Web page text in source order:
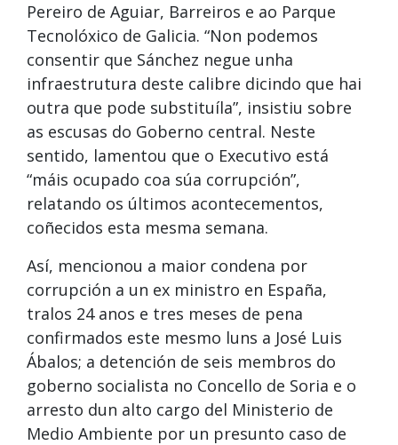
Pereiro de Aguiar, Barreiros e ao Parque
Tecnolóxico de Galicia. “Non podemos
consentir que Sánchez negue unha
infraestrutura deste calibre dicindo que hai
outra que pode substituíla”, insistiu sobre
as escusas do Goberno central. Neste
sentido, lamentou que o Executivo está
“máis ocupado coa súa corrupción”,
relatando os últimos acontecementos,
coñecidos esta mesma semana.
Así, mencionou a maior condena por
corrupción a un ex ministro en España,
tralos 24 anos e tres meses de pena
confirmados este mesmo luns a José Luis
Ábalos; a detención de seis membros do
goberno socialista no Concello de Soria e o
arresto dun alto cargo del Ministerio de
Medio Ambiente por un presunto caso de